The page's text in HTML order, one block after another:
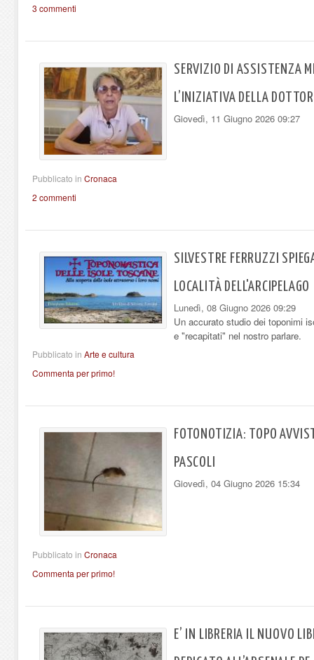
3 commenti
SERVIZIO DI ASSISTENZA
L’INIZIATIVA DELLA
Giovedì, 11 Giugno 2026 09:27
Pubblicato in Cronaca
2 commenti
SILVESTRE FERRUZZI
LOCALITÀ DELL'ARCIPELAGO
Lunedì, 08 Giugno 2026 09:29
Un accurato studio dei toponimi
e "recapitati" nel nostro parlare.
Pubblicato in Arte e cultura
Commenta per primo!
FOTONOTIZIA: TOPO
PASCOLI
Giovedì, 04 Giugno 2026 15:34
Pubblicato in Cronaca
Commenta per primo!
E’ IN LIBRERIA IL NUOVO